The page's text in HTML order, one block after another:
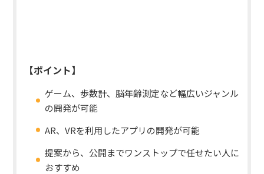
【ポイント】
ゲーム、歩数計、脳年齢測定など幅広いジャンル
の開発が可能
AR、VRを利用したアプリの開発が可能
提案から、公開までワンストップで任せたい人に
おすすめ